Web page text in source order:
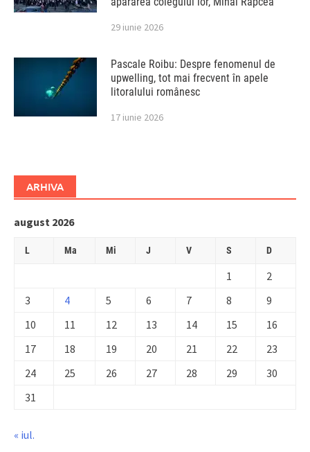
29 iunie 2026
Pascale Roibu: Despre fenomenul de
upwelling, tot mai frecvent în apele
litoralului românesc
17 iunie 2026
ARHIVA
august 2026
L Ma Mi J V S D
1
2
3
4 5 6 7 8
9
10
11 12 13 14 15
16
17
18 19 20 21 22
23
24
25 26 27 28 29
30
31
« iul.